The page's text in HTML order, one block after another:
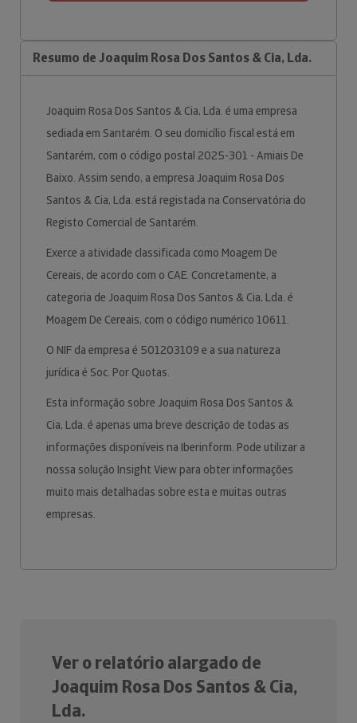
Resumo de Joaquim Rosa Dos Santos & Cia, Lda.
Joaquim Rosa Dos Santos & Cia, Lda. é uma empresa
sediada em Santarém. O seu domicílio fiscal está em
Santarém, com o código postal 2025-301 - Amiais De
Baixo. Assim sendo, a empresa Joaquim Rosa Dos
Santos & Cia, Lda. está registada na Conservatória do
Registo Comercial de Santarém.
Exerce a atividade classificada como Moagem De
Cereais, de acordo com o CAE. Concretamente, a
categoria de Joaquim Rosa Dos Santos & Cia, Lda. é
Moagem De Cereais, com o código numérico 10611.
O NIF da empresa é 501203109 e a sua natureza
jurídica é Soc. Por Quotas.
Esta informação sobre Joaquim Rosa Dos Santos &
Cia, Lda. é apenas uma breve descrição de todas as
informações disponíveis na Iberinform. Pode utilizar a
nossa solução Insight View para obter informações
muito mais detalhadas sobre esta e muitas outras
empresas.
Ver o relatório alargado de
Joaquim Rosa Dos Santos & Cia,
Lda.